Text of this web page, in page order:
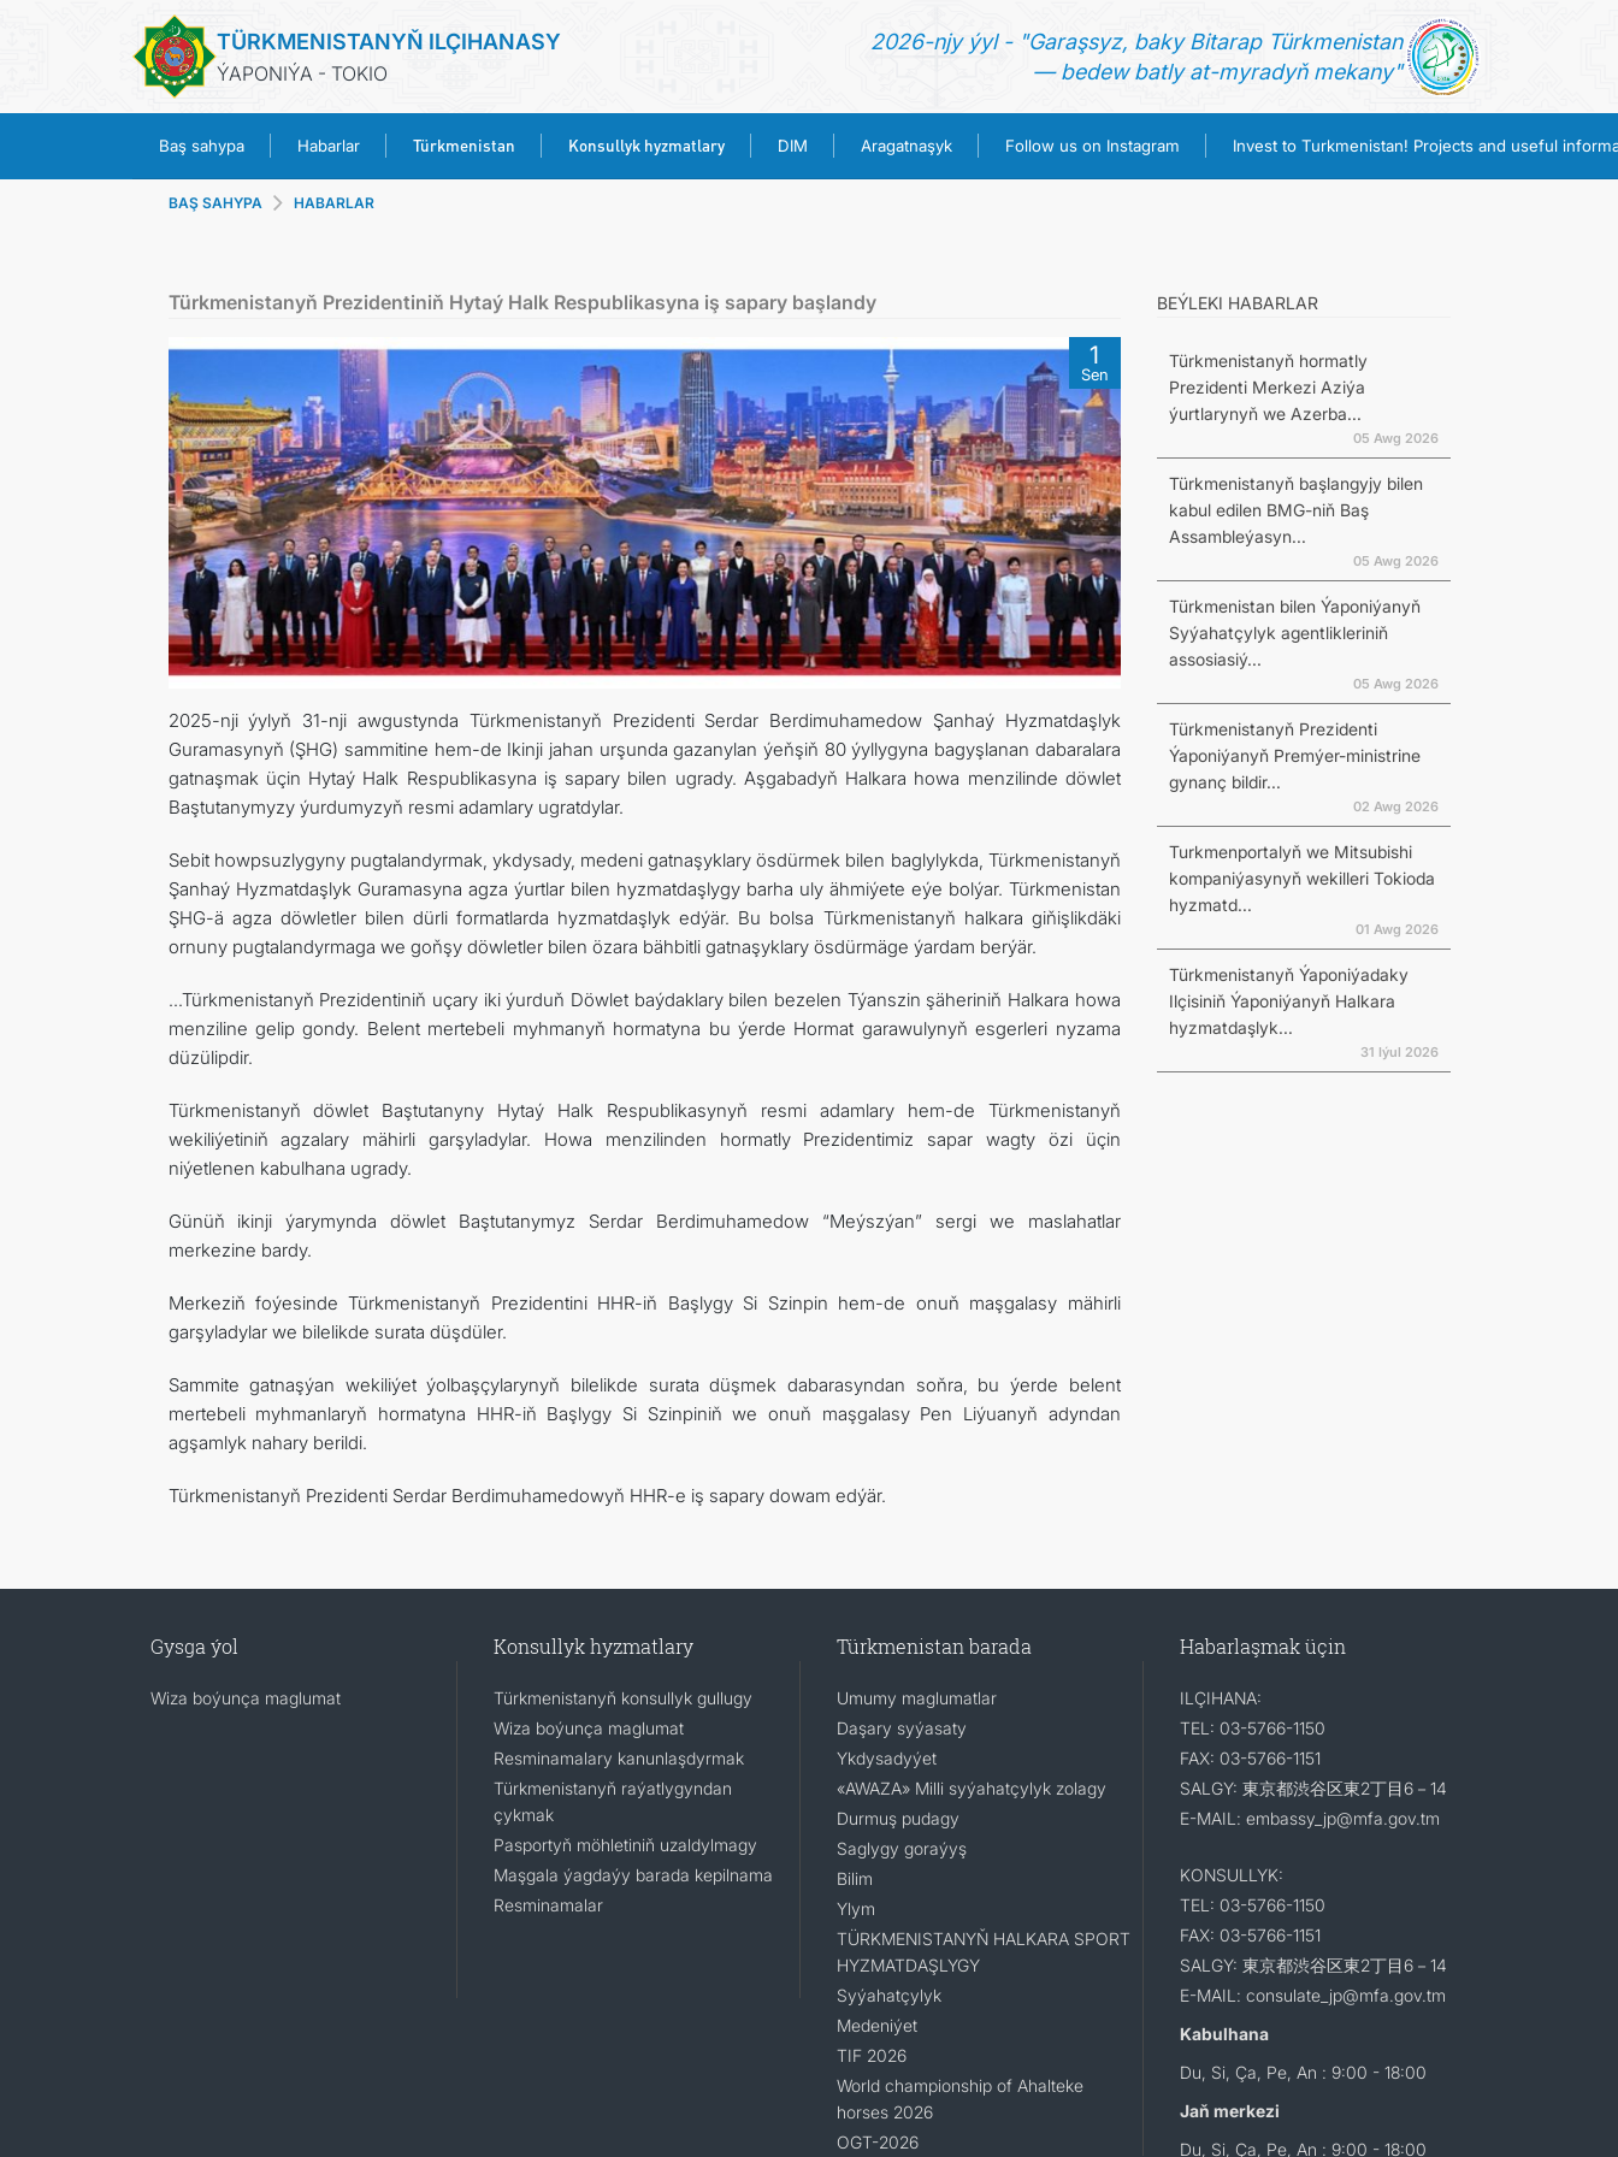
TÜRKMENISTANYŇ ILÇIHANASY
ÝAPONIÝA - TOKIO
2026-njy ýyl - "Garaşsyz, baky Bitarap Türkmenistan
— bedew batly at-myradyň mekany"
Baş sahypa Habarlar Türkmenistan Konsullyk hyzmatlary DIM Aragatnaşyk Follow us on Instagram Invest to Turkmenistan! Projects and useful
KONSULLYK HYZMATLARY
DIM
ARAGATNAŞYK
FOLLOW US ON INSTAGRAM
INVEST TO TURKMENISTAN! PROJECTS AND USEFUL INFORMATION
BAŞ SAHYPA HABARLAR
Türkmenistanyň Prezidentiniň Hytaý Halk Respublikasyna iş sapary başlandy
1
Sen
2025-nji ýylyň 31-nji awgustynda Türkmenistanyň Prezidenti Serdar Berdimuhamedow Şanhaý Hyzmatdaşlyk
Guramasynyň (ŞHG) sammitine hem-de Ikinji jahan urşunda gazanylan ýeňşiň 80 ýyllygyna bagyşlanan dabaralara
gatnaşmak üçin Hytaý Halk Respublikasyna iş sapary bilen ugrady. Aşgabadyň Halkara howa menzilinde döwlet
Baştutanymyzy ýurdumyzyň resmi adamlary ugratdylar.
Sebit howpsuzlygyny pugtalandyrmak, ykdysady, medeni gatnaşyklary ösdürmek bilen baglylykda, Türkmenistanyň
Şanhaý Hyzmatdaşlyk Guramasyna agza ýurtlar bilen hyzmatdaşlygy barha uly ähmiýete eýe bolýar. Türkmenistan
ŞHG-ä agza döwletler bilen dürli formatlarda hyzmatdaşlyk edýär. Bu bolsa Türkmenistanyň halkara giňişlikdäki
ornuny pugtalandyrmaga we goňşy döwletler bilen özara bähbitli gatnaşyklary ösdürmäge ýardam berýär.
...Türkmenistanyň Prezidentiniň uçary iki ýurduň Döwlet baýdaklary bilen bezelen Týanszin şäheriniň Halkara howa
menziline gelip gondy. Belent mertebeli myhmanyň hormatyna bu ýerde Hormat garawulynyň esgerleri nyzama
düzülipdir.
Türkmenistanyň döwlet Baştutanyny Hytaý Halk Respublikasynyň resmi adamlary hem-de Türkmenistanyň
wekiliýetiniň agzalary mähirli garşyladylar. Howa menzilinden hormatly Prezidentimiz sapar wagty özi üçin
niýetlenen kabulhana ugrady.
Günüň ikinji ýarymynda döwlet Baştutanymyz Serdar Berdimuhamedow “Meýszýan” sergi we maslahatlar
merkezine bardy.
Merkeziň foýesinde Türkmenistanyň Prezidentini HHR-iň Başlygy Si Szinpin hem-de onuň maşgalasy mähirli
garşyladylar we bilelikde surata düşdüler.
Sammite gatnaşýan wekiliýet ýolbaşçylarynyň bilelikde surata düşmek dabarasyndan soňra, bu ýerde belent
mertebeli myhmanlaryň hormatyna HHR-iň Başlygy Si Szinpiniň we onuň maşgalasy Pen Liýuanyň adyndan
agşamlyk nahary berildi.
Türkmenistanyň Prezidenti Serdar Berdimuhamedowyň HHR-e iş sapary dowam edýär.
BEÝLEKI HABARLAR
Türkmenistanyň hormatly
Prezidenti Merkezi Aziýa
ýurtlarynyň we Azerba...
05 Awg 2026
Türkmenistanyň başlangyjy bilen
kabul edilen BMG-niň Baş
Assambleýasyn...
05 Awg 2026
Türkmenistan bilen Ýaponiýanyň
Syýahatçylyk agentlikleriniň
assosiasiý...
05 Awg 2026
Türkmenistanyň Prezidenti
Ýaponiýanyň Premýer-ministrine
gynanç bildir...
02 Awg 2026
Turkmenportalyň we Mitsubishi
kompaniýasynyň wekilleri Tokioda
hyzmatd...
01 Awg 2026
Türkmenistanyň Ýaponiýadaky
Ilçisiniň Ýaponiýanyň Halkara
hyzmatdaşlyk...
31 Iýul 2026
Gysga ýol
Wiza boýunça maglumat
Konsullyk hyzmatlary
Türkmenistanyň konsullyk gullugy
Wiza boýunça maglumat
Resminamalary kanunlaşdyrmak
Türkmenistanyň raýatlygyndan
çykmak
Pasportyň möhletiniň uzaldylmagy
Maşgala ýagdaýy barada kepilnama
Resminamalar
Türkmenistan barada
Umumy maglumatlar
Daşary syýasaty
Ykdysadyýet
«AWAZA» Milli syýahatçylyk zolagy
Durmuş pudagy
Saglygy goraýyş
Bilim
Ylym
TÜRKMENISTANYŇ HALKARA SPORT
HYZMATDAŞLYGY
Syýahatçylyk
Medeniýet
TIF 2026
World championship of Ahalteke
horses 2026
OGT-2026
Habarlaşmak üçin
ILÇIHANA:
TEL: 03-5766-1150
FAX: 03-5766-1151
SALGY: 東京都渋谷区東2丁目6－14
E-MAIL: embassy_jp@mfa.gov.tm
KONSULLYK:
TEL: 03-5766-1150
FAX: 03-5766-1151
SALGY: 東京都渋谷区東2丁目6－14
E-MAIL: consulate_jp@mfa.gov.tm
Kabulhana
Du, Si, Ça, Pe, An : 9:00 - 18:00
Jaň merkezi
Du, Si, Ça, Pe, An : 9:00 - 18:00